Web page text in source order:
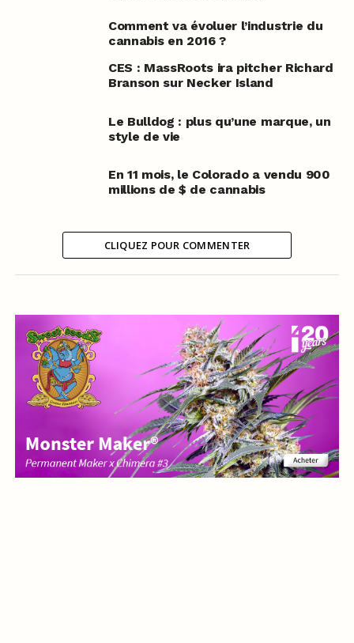
Comment va évoluer l’industrie du
cannabis en 2016 ?
CES : MassRoots ira pitcher Richard
Branson sur Necker Island
Le Bulldog : plus qu’une marque, un
style de vie
En 11 mois, le Colorado a vendu 900
millions de $ de cannabis
CLIQUEZ POUR COMMENTER